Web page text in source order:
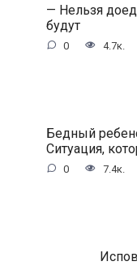
— Нельзя
будут
0 4.7к.
Бедный
Ситуация,
0 7.4к.